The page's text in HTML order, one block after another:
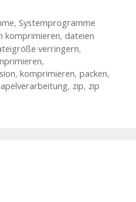
, Systemprogramme
komprimieren, dateien
verringern,
,
, komprimieren, packen,
, zip, zip